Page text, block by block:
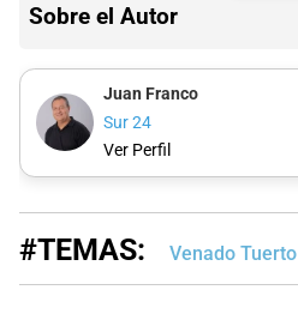
Sobre el Autor
Juan Franco
Sur 24
Ver Perfil
#TEMAS: Venado Tuerto